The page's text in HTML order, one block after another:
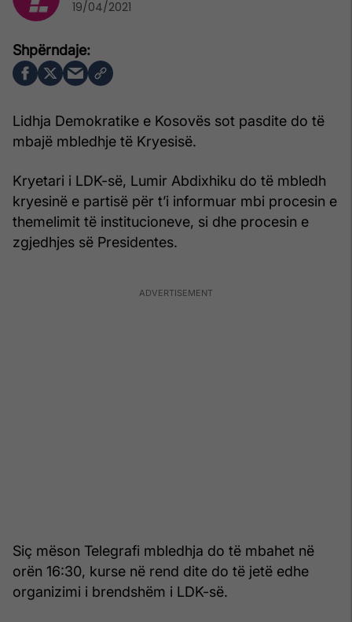
Lidhja Demokratike e Kosovës sot pasdite do të
mbajë mbledhje të Kryesisë.
Kryetari i LDK-së, Lumir Abdixhiku do të mbledh
kryesinë e partisë për t’i informuar mbi procesin e
themelimit të institucioneve, si dhe procesin e
zgjedhjes së Presidentes.
Siç mëson Telegrafi mbledhja do të mbahet në
orën 16:30, kurse në rend dite do të jetë edhe
organizimi i brendshëm i LDK-së.
19/04/2021